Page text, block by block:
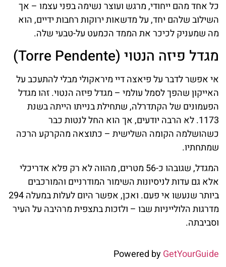
כל אחד מהם ייחודי, מרגש ועוצר נשימה בפני עצמו – אך
השילוב שלהם יחד, על מדשאות ירוקות רחבות ידיים, הוא
מה שמעניק לכיכר את הממד הכמעט על-טבעי שלה.
מגדל פיזה הנטוי (Torre Pendente)
אי אפשר לדבר על פיאצה דיי מיראקולי מבלי להתעכב על
האייקון שהפך לסמל עולמי – מגדל פיזה הנטוי. זהו מגדל
הפעמונים של הקתדרלה, שתחילת בנייתו הייתה בשנת
1173. לא הרבה יודעים, אך הוא החל לנטות כבר
כשהושלמה הקומה השלישית – כתוצאה מהקרקע הרכה
שמתחתיו.
המגדל, שגובהו כ-56 מטרים, מהווה לא רק פלא אדריכלי
אלא גם עדות לניסיונות השימור המודרניים והמורכבים
ביותר שנעשו אי פעם. ואכן, אפשר היום לעלות במעלה 294
מדרגות הלולייניות שבו – ולזכות בתצפית מרהיבה על העיר
וסביבתה.
Powered byGetYourGuide